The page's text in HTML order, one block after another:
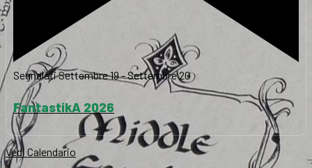
SegnalatiSettembre 19-Settembre 20
FantastikA 2026
Vedi Calendario